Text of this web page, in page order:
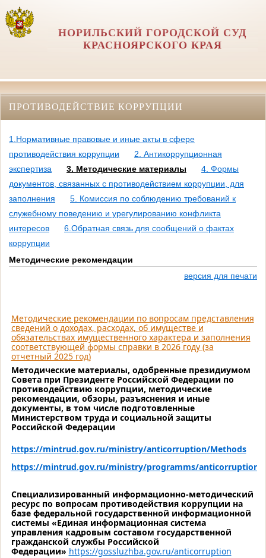
НОРИЛЬСКИЙ ГОРОДСКОЙ СУД
КРАСНОЯРСКОГО КРАЯ
ПРОТИВОДЕЙСТВИЕ КОРРУПЦИИ
1.Нормативные правовые и иные акты в сфере
противодействия коррупции
2. Антикоррупционная
экспертиза
3. Методические материалы
4. Формы
документов, связанных с противодействием коррупции, для
заполнения
5. Комиссия по соблюдению требований к
служебному поведению и урегулированию конфликта
интересов
6.Обратная связь для сообщений о фактах
коррупции
Методические рекомендации
версия для печати
Методические рекомендации по вопросам представления
сведений о доходах, расходах, об имуществе и
обязательствах имущественного характера и заполнения
соответствующей формы справки в 2026 году (за
отчетный 2025 год)
Методические материалы, одобренные президиумом
Совета при Президенте Российской Федерации по
противодействию коррупции, методические
рекомендации, обзоры, разъяснения и иные
документы, в том числе подготовленные
Министерством труда и социальной защиты
Российской Федерации
https://mintrud.gov.ru/ministry/anticorruption/Methods
https://mintrud.gov.ru/ministry/programms/anticorruption/
Специализированный информационно-методический
ресурс по вопросам противодействия коррупции на
базе федеральной государственной информационной
системы «Единая информационная система
управления кадровым составом государственной
гражданской службы Российской
Федерации» https://gossluzhba.gov.ru/anticorruption